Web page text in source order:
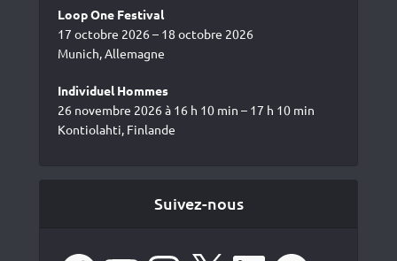
Loop One Festival
17 octobre 2026 – 18 octobre 2026
Munich, Allemagne
Individuel Hommes
26 novembre 2026 à 16 h 10 min – 17 h 10 min
Kontiolahti, Finlande
Suivez-nous
Facebook Instagram LinkedIn Spotify